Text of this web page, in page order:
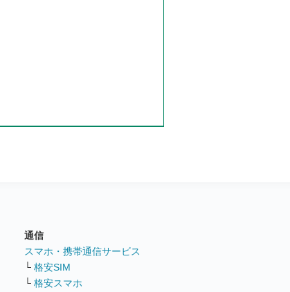
通信
スマホ・携帯通信サービス
└ 格安SIM
└ 格安スマホ